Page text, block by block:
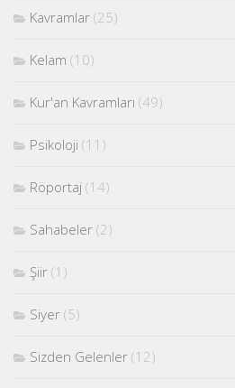
Kavramlar (25)
Kelam (10)
Kur'an Kavramları (49)
Psikoloji (11)
Röportaj (14)
Sahabeler (2)
Şiir (1)
Siyer (5)
Sizden Gelenler (12)